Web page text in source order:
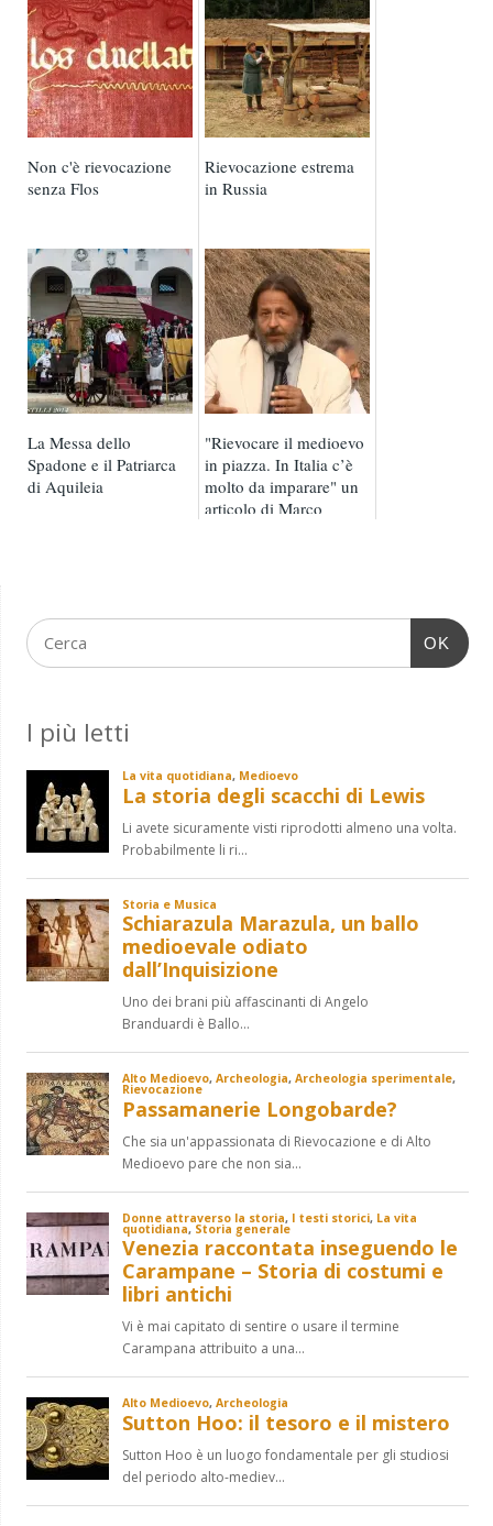
Non c'è rievocazione
senza Flos
Rievocazione estrema
in Russia
La Messa dello
Spadone e il Patriarca
di Aquileia
"Rievocare il medioevo
in piazza. In Italia c’è
molto da imparare" un
articolo di Marco
OK
I più letti